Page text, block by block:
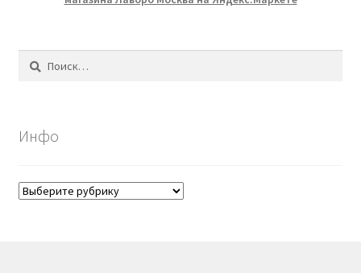
Найти:
Инфо
Инфо